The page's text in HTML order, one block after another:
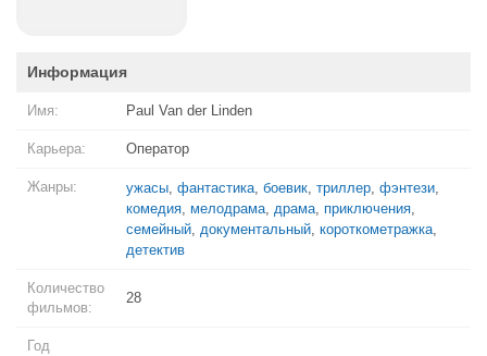
Информация
Имя: Paul Van der Linden
Карьера: Оператор
Жанры: ужасы фантастика боевик триллер фэнтези
комедия мелодрама драма приключения
семейный документальный короткометражка
детектив
Количество
фильмов:
28
Год